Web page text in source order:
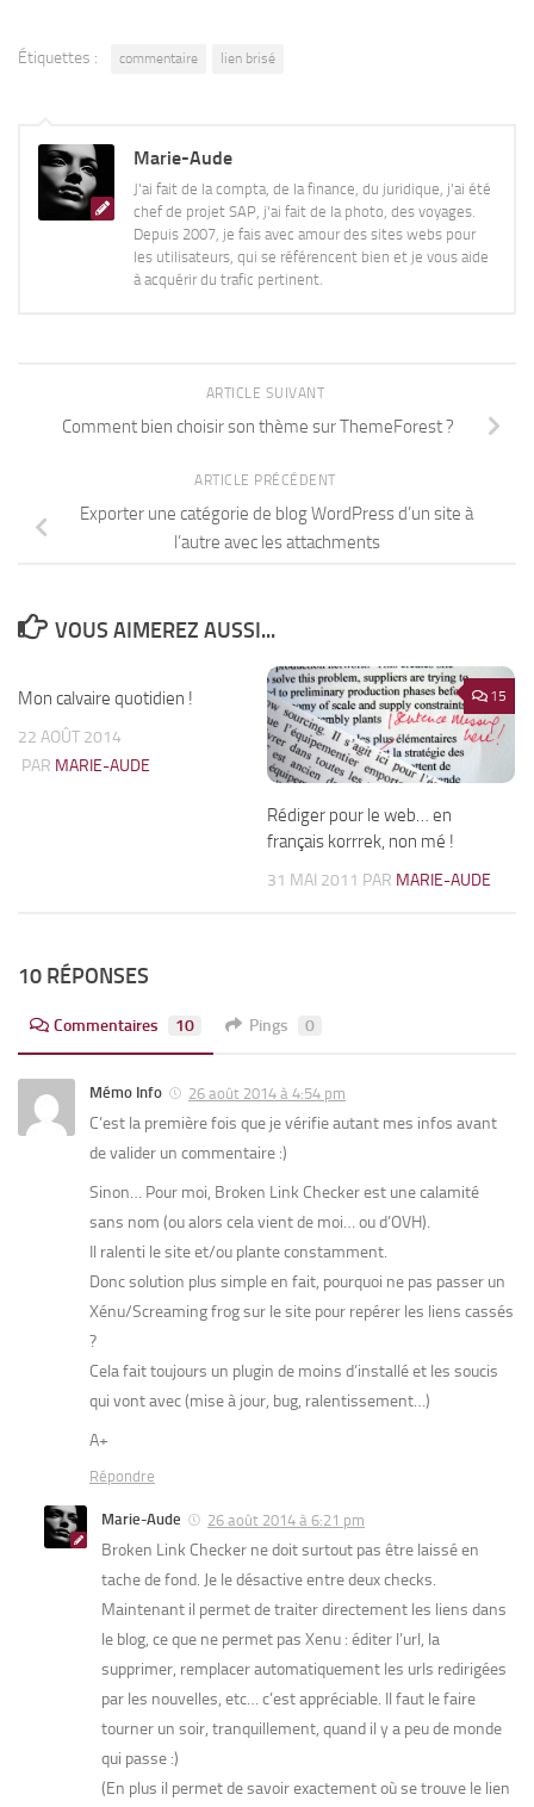
Étiquettes : commentaire lien brisé
Marie-Aude
J'ai fait de la compta, de la finance, du juridique, j'ai été
chef de projet SAP, j'ai fait de la photo, des voyages.
Depuis 2007, je fais avec amour des sites webs pour
les utilisateurs, qui se référencent bien et je vous aide
à acquérir du trafic pertinent.
ARTICLE SUIVANT
Comment bien choisir son thème sur ThemeForest ?
ARTICLE PRÉCÉDENT
Exporter une catégorie de blog WordPress d’un site à
l’autre avec les attachments
VOUS AIMEREZ AUSSI...
Mon calvaire quotidien !
22 AOÛT 2014
PAR MARIE-AUDE
15
Rédiger pour le web… en
français korrrek, non mé !
31 MAI 2011 PAR MARIE-AUDE
10 RÉPONSES
Commentaires 10 Pings 0
Mémo Info 26 août 2014 à 4:54 pm
C’est la première fois que je vérifie autant mes infos avant
de valider un commentaire :)
Sinon… Pour moi, Broken Link Checker est une calamité
sans nom (ou alors cela vient de moi… ou d’OVH).
Il ralenti le site et/ou plante constamment.
Donc solution plus simple en fait, pourquoi ne pas passer un
Xénu/Screaming frog sur le site pour repérer les liens cassés
?
Cela fait toujours un plugin de moins d’installé et les soucis
qui vont avec (mise à jour, bug, ralentissement…)
A+
Répondre
Marie-Aude 26 août 2014 à 6:21 pm
Broken Link Checker ne doit surtout pas être laissé en
tache de fond. Je le désactive entre deux checks.
Maintenant il permet de traiter directement les liens dans
le blog, ce que ne permet pas Xenu : éditer l’url, la
supprimer, remplacer automatiquement les urls redirigées
par les nouvelles, etc… c’est appréciable. Il faut le faire
tourner un soir, tranquillement, quand il y a peu de monde
qui passe :)
(En plus il permet de savoir exactement où se trouve le lien